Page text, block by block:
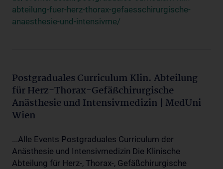
abteilung-fuer-herz-thorax-gefaesschirurgische-
anaesthesie-und-intensivme/
Postgraduales Curriculum Klin. Abteilung
für Herz-Thorax-Gefäßchirurgische
Anästhesie und Intensivmedizin | MedUni
Wien
...Alle Events Postgraduales Curriculum der
Anästhesie und Intensivmedizin Die Klinische
Abteilung für Herz-, Thorax-, Gefäßchirurgische